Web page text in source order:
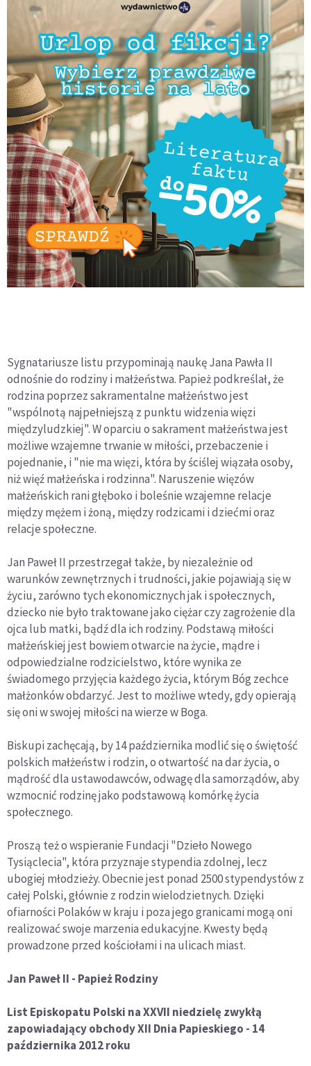
Sygnatariusze listu przypominają naukę Jana Pawła II
odnośnie do rodziny i małżeństwa. Papież podkreślał, że
rodzina poprzez sakramentalne małżeństwo jest
"wspólnotą najpełniejszą z punktu widzenia więzi
międzyludzkiej". W oparciu o sakrament małżeństwa jest
możliwe wzajemne trwanie w miłości, przebaczenie i
pojednanie, i "nie ma więzi, która by ściślej wiązała osoby,
niż więź małżeńska i rodzinna". Naruszenie więzów
małżeńskich rani głęboko i boleśnie wzajemne relacje
między mężem i żoną, między rodzicami i dziećmi oraz
relacje społeczne.
Jan Paweł II przestrzegał także, by niezależnie od
warunków zewnętrznych i trudności, jakie pojawiają się w
życiu, zarówno tych ekonomicznych jak i społecznych,
dziecko nie było traktowane jako ciężar czy zagrożenie dla
ojca lub matki, bądź dla ich rodziny. Podstawą miłości
małżeńskiej jest bowiem otwarcie na życie, mądre i
odpowiedzialne rodzicielstwo, które wynika ze
świadomego przyjęcia każdego życia, którym Bóg zechce
małżonków obdarzyć. Jest to możliwe wtedy, gdy opierają
się oni w swojej miłości na wierze w Boga.
Biskupi zachęcają, by 14 października modlić się o świętość
polskich małżeństw i rodzin, o otwartość na dar życia, o
mądrość dla ustawodawców, odwagę dla samorządów, aby
wzmocnić rodzinę jako podstawową komórkę życia
społecznego.
Proszą też o wspieranie Fundacji "Dzieło Nowego
Tysiąclecia", która przyznaje stypendia zdolnej, lecz
ubogiej młodzieży. Obecnie jest ponad 2500 stypendystów z
całej Polski, głównie z rodzin wielodzietnych. Dzięki
ofiarności Polaków w kraju i poza jego granicami mogą oni
realizować swoje marzenia edukacyjne. Kwesty będą
prowadzone przed kościołami i na ulicach miast.
Jan Paweł II - Papież Rodziny
List Episkopatu Polski na XXVII niedzielę zwykłą
zapowiadający obchody XII Dnia Papieskiego - 14
października 2012 roku